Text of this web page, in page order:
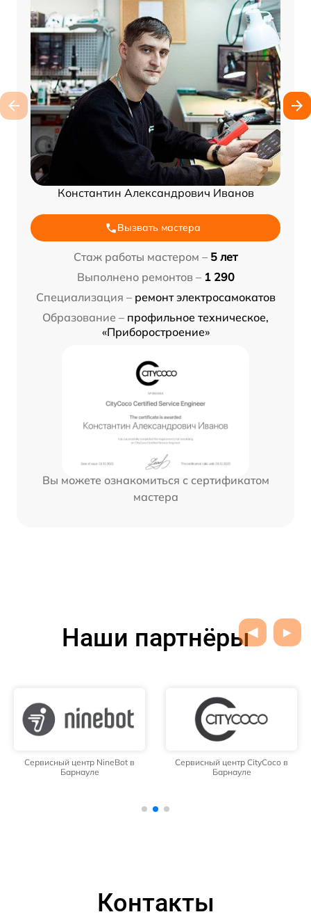
Константин Александрович Иванов
Вызвать мастера
Стаж работы мастером – 5 лет
Выполнено ремонтов – 1 290
Специализация – ремонт электросамокатов
Образование – профильное техническое,
«Приборостроение»
Вы можете ознакомиться с сертификатом
мастера
Наши партнёры
Сервисный центр NineBot в
Барнауле
Сервисный центр CityCoco в
Барнауле
Контакты